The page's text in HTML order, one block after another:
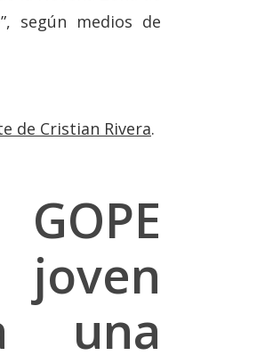
según medios de
de Cristian Rivera.
una